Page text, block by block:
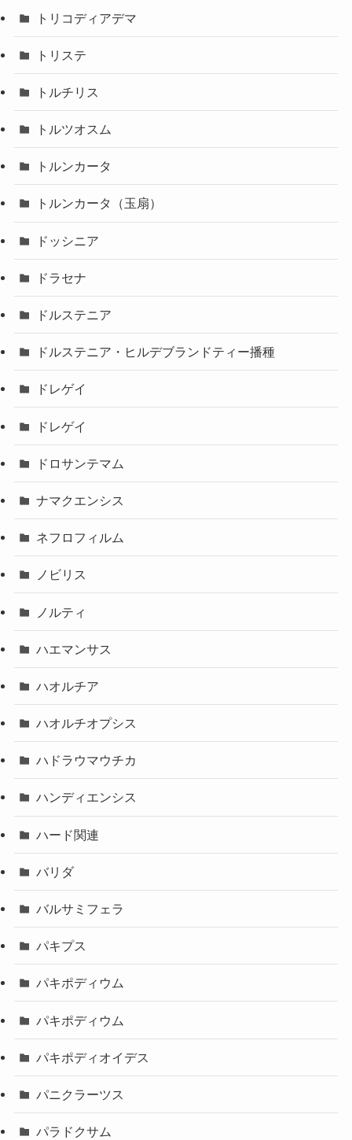
トリコディアデマ
トリステ
トルチリス
トルツオスム
トルンカータ
トルンカータ（玉扇）
ドッシニア
ドラセナ
ドルステニア
ドルステニア・ヒルデブランドティー播種
ドレゲイ
ドレゲイ
ドロサンテマム
ナマクエンシス
ネフロフィルム
ノビリス
ノルティ
ハエマンサス
ハオルチア
ハオルチオプシス
ハドラウマウチカ
ハンディエンシス
ハード関連
バリダ
バルサミフェラ
パキプス
パキポディウム
パキポディウム
パキポディオイデス
パニクラーツス
パラドクサム